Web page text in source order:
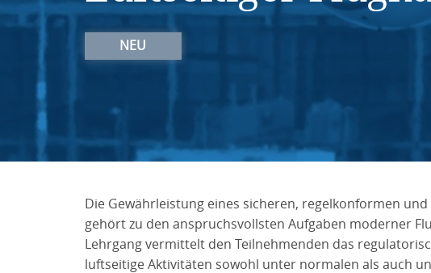
NEU
Die Gewährleistung eines sicheren, regelkonformen
gehört zu den anspruchsvollsten Aufgaben moderner
Lehrgang vermittelt den Teilnehmenden das
luftseitige Aktivitäten sowohl unter normalen als auch